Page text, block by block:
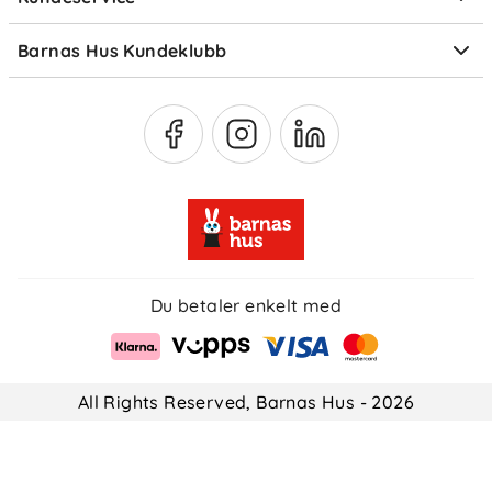
Barnas Hus Kundeklubb
Medlemsvilkår
Du betaler enkelt med
All Rights Reserved, Barnas Hus - 2026